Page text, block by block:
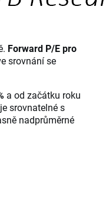
Forward P/E pro
srovnání se
a od začátku roku
srovnatelné s
nadprůměrné